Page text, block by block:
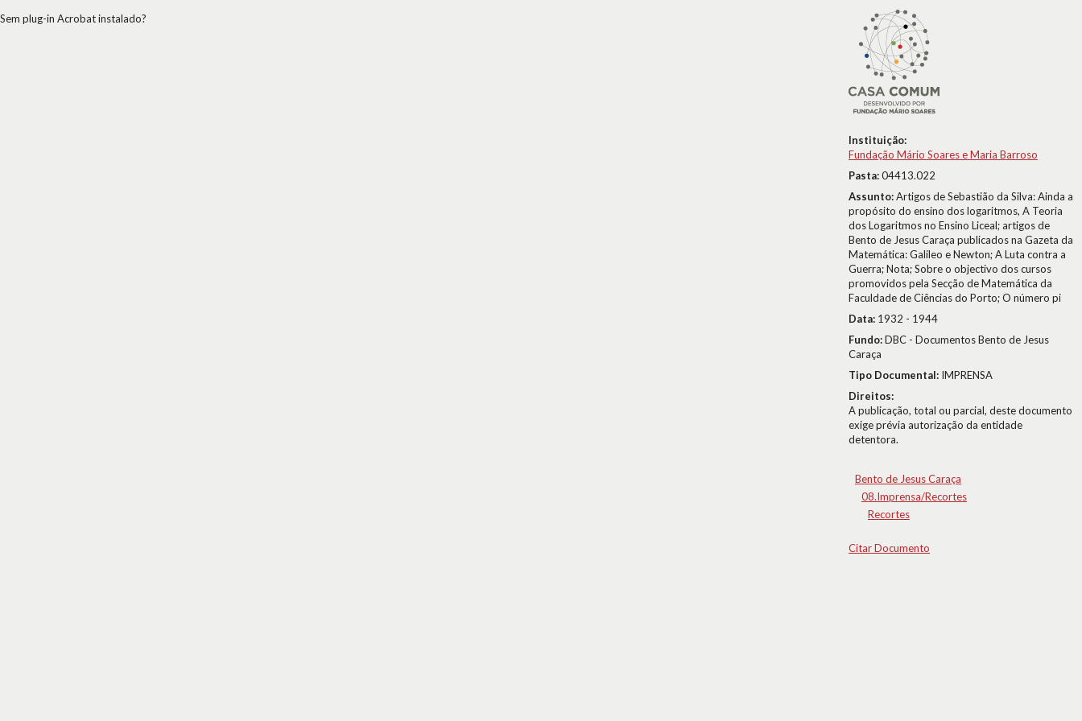
Instituição:
Fundação Mário Soares e Maria Barroso
Pasta:04413.022
Assunto:Artigos de Sebastião da Silva: Ainda a
propósito do ensino dos logaritmos, A Teoria
dos Logaritmos no Ensino Liceal; artigos de
Bento de Jesus Caraça publicados na Gazeta da
Matemática: Galileo e Newton; A Luta contra a
Guerra; Nota; Sobre o objectivo dos cursos
promovidos pela Secção de Matemática da
Faculdade de Ciências do Porto; O número pi
Data: 1932 - 1944
Fundo:DBC - Documentos Bento de Jesus
Caraça
Tipo Documental: IMPRENSA
Direitos:
A publicação, total ou parcial, deste documento
exige prévia autorização da entidade
detentora.
Bento de Jesus Caraça
08.Imprensa/Recortes
Recortes
Citar Documento
Sem plug-in Acrobat instalado?